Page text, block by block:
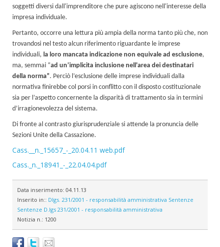
soggetti diversi dall'imprenditore che pure agiscono nell'interesse della
impresa individuale.
Pertanto, occorre una lettura più ampia della norma tanto più che, non
trovandosi nel testo alcun riferimento riguardante le imprese
individuali, la loro mancata indicazione non equivale ad esclusione,
ma, semmai “ad un’implicita inclusione nell'area dei destinatari
della norma”. Perciò l’esclusione delle imprese individuali dalla
normativa finirebbe col porsi in conflitto con il disposto costituzionale
sia per l’aspetto concernente la disparità di trattamento sia in termini
d’irragionevolezza del sistema.
Di fronte al contrasto giurisprudenziale si attende la pronuncia delle
Sezioni Unite della Cassazione.
Cass.__n._15657_-_20.04.11 web.pdf
Cass._n._18941_-_22.04.04.pdf
Data inserimento: 04.11.13
Inserito in:: Dlgs. 231/2001 - responsabilità amministrativa Sentenze
Sentenze D.lgs 231/2001 - responsabilità amministrativa
Notizia n.: 1200